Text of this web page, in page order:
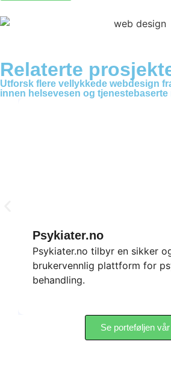
Relaterte
Utforsk flere vellykkede webdesign
innen helsevesen og
Psykiater.no
Psykiater.no tilbyr en sikker
brukervennlig plattform for
behandling.
Se porteføljen vår